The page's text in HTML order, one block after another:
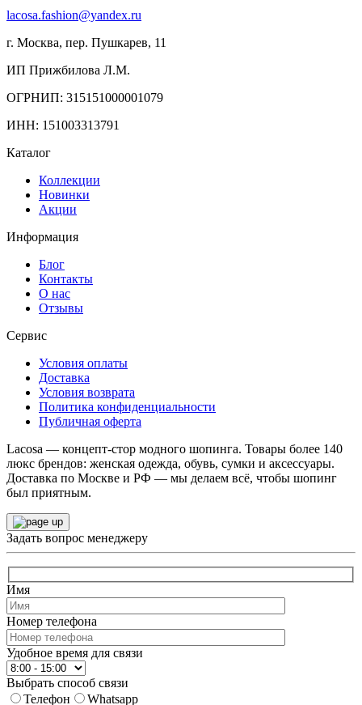
lacosa.fashion@yandex.ru
г. Москва, пер. Пушкарев, 11
ИП Прижбилова Л.М.
ОГРНИП: 315151000001079
ИНН: 151003313791
Каталог
Коллекции
Новинки
Акции
Информация
Блог
Контакты
О нас
Отзывы
Сервис
Условия оплаты
Доставка
Условия возврата
Политика конфиденциальности
Публичная оферта
Lacosa — концепт-стор модного шопинга. Товары более 140
люкс брендов: женская одежда, обувь, сумки и аксессуары.
Доставка по Москве и РФ — мы делаем всё, чтобы шопинг
был приятным.
Задать вопрос менеджеру
Имя
Номер телефона
Удобное время для связи
Выбрать способ связи
Телефон
Whatsapp